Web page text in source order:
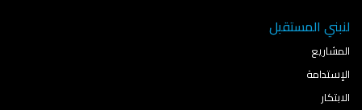
لنبني المستقبل
المشاريع
الإستدامة
الابتكار